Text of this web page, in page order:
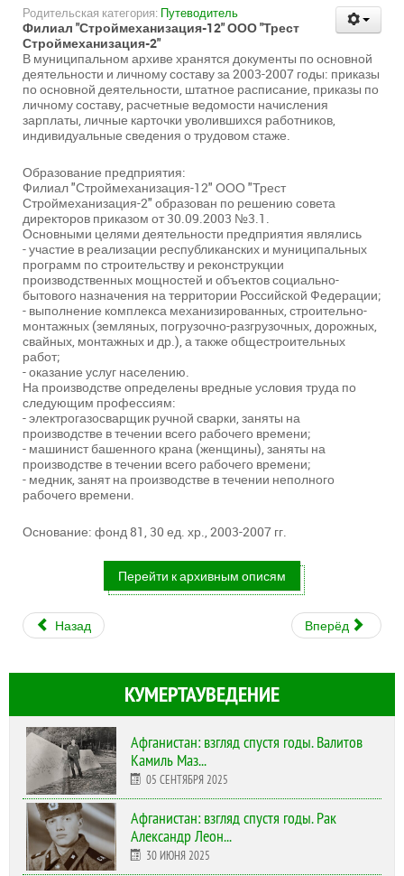
Родительская категория: Путеводитель
Филиал "Строймеханизация-12" ООО "Трест
Строймеханизация-2"
В муниципальном архиве хранятся документы по основной
деятельности и личному составу за 2003-2007 годы: приказы
по основной деятельности, штатное расписание, приказы по
личному составу, расчетные ведомости начисления
зарплаты, личные карточки уволившихся работников,
индивидуальные сведения о трудовом стаже.
Образование предприятия:
Филиал "Строймеханизация-12" ООО "Трест
Строймеханизация-2" образован по решению совета
директоров приказом от 30.09.2003 №3.1.
Основными целями деятельности предприятия являлись
- участие в реализации республиканских и муниципальных
программ по строительству и реконструкции
производственных мощностей и объектов социально-
бытового назначения на территории Российской Федерации;
- выполнение комплекса механизированных, строительно-
монтажных (земляных, погрузочно-разгрузочных, дорожных,
свайных, монтажных и др.), а также общестроительных
работ;
- оказание услуг населению.
На производстве определены вредные условия труда по
следующим профессиям:
- электрогазосварщик ручной сварки, заняты на
производстве в течении всего рабочего времени;
- машинист башенного крана (женщины), заняты на
производстве в течении всего рабочего времени;
- медник, занят на производстве в течении неполного
рабочего времени.
Основание: фонд 81, 30 ед. хр., 2003-2007 гг.
Перейти к архивным описям
Назад Вперёд
КУМЕРТАУВЕДЕНИЕ
Афганистан: взгляд спустя годы. Валитов
Камиль Маз...
05 СЕНТЯБРЯ 2025
Афганистан: взгляд спустя годы. Рак
Александр Леон...
30 ИЮНЯ 2025